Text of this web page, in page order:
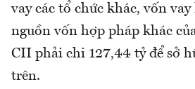
vay các tổ chức khác, vốn vay
nguồn vốn hợp pháp khác
CII phải chi 127,44 tỷ để sở
trên.